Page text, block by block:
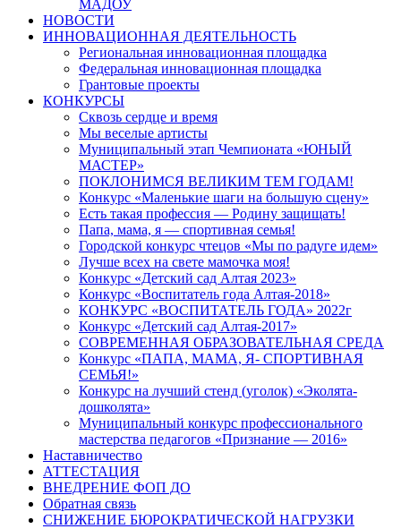
МАДОУ
НОВОСТИ
ИННОВАЦИОННАЯ ДЕЯТЕЛЬНОСТЬ
Региональная инновационная площадка
Федеральная инновационная площадка
Грантовые проекты
КОНКУРСЫ
Сквозь сердце и время
Мы веселые артисты
Муниципальный этап Чемпионата «ЮНЫЙ
МАСТЕР»
ПОКЛОНИМСЯ ВЕЛИКИМ ТЕМ ГОДАМ!
Конкурс «Маленькие шаги на большую сцену»
Есть такая профессия — Родину защищать!
Папа, мама, я — спортивная семья!
Городской конкурс чтецов «Мы по радуге идем»
Лучше всех на свете мамочка моя!
Конкурс «Детский сад Алтая 2023»
Конкурс «Воспитатель года Алтая-2018»
КОНКУРС «ВОСПИТАТЕЛЬ ГОДА» 2022г
Конкурс «Детский сад Алтая-2017»
СОВРЕМЕННАЯ ОБРАЗОВАТЕЛЬНАЯ СРЕДА
Конкурс «ПАПА, МАМА, Я- СПОРТИВНАЯ
СЕМЬЯ!»
Конкурс на лучший стенд (уголок) «Эколята-
дошколята»
Муниципальный конкурс профессионального
мастерства педагогов «Признание — 2016»
Наставничество
АТТЕСТАЦИЯ
ВНЕДРЕНИЕ ФОП ДО
Обратная связь
СНИЖЕНИЕ БЮРОКРАТИЧЕСКОЙ НАГРУЗКИ